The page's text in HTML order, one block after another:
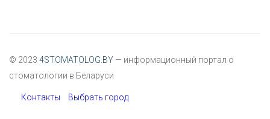
© 2023 4STOMATOLOG.BY — информационный портал о
стоматологии в Беларуси
Контакты Выбрать город